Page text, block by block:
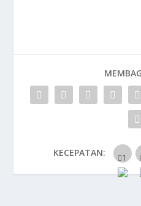
KECEPATAN: